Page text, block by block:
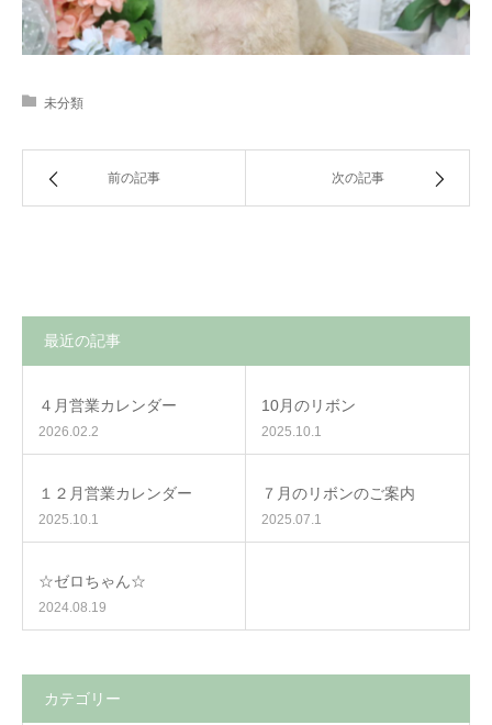
未分類
前の記事 次の記事
最近の記事
４月営業カレンダー
2026.02.2
10月のリボン
2025.10.1
１２月営業カレンダー
2025.10.1
７月のリボンのご案内
2025.07.1
☆ゼロちゃん☆
2024.08.19
カテゴリー